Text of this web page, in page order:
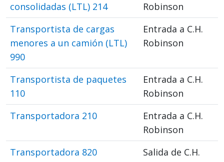
consolidadas (LTL) 214
Robinson
Transportista de cargas
menores a un camión (LTL)
990
Entrada a C.H.
Robinson
Transportista de paquetes
110
Entrada a C.H.
Robinson
Transportadora 210
Entrada a C.H.
Robinson
Transportadora 820
Salida de C.H.